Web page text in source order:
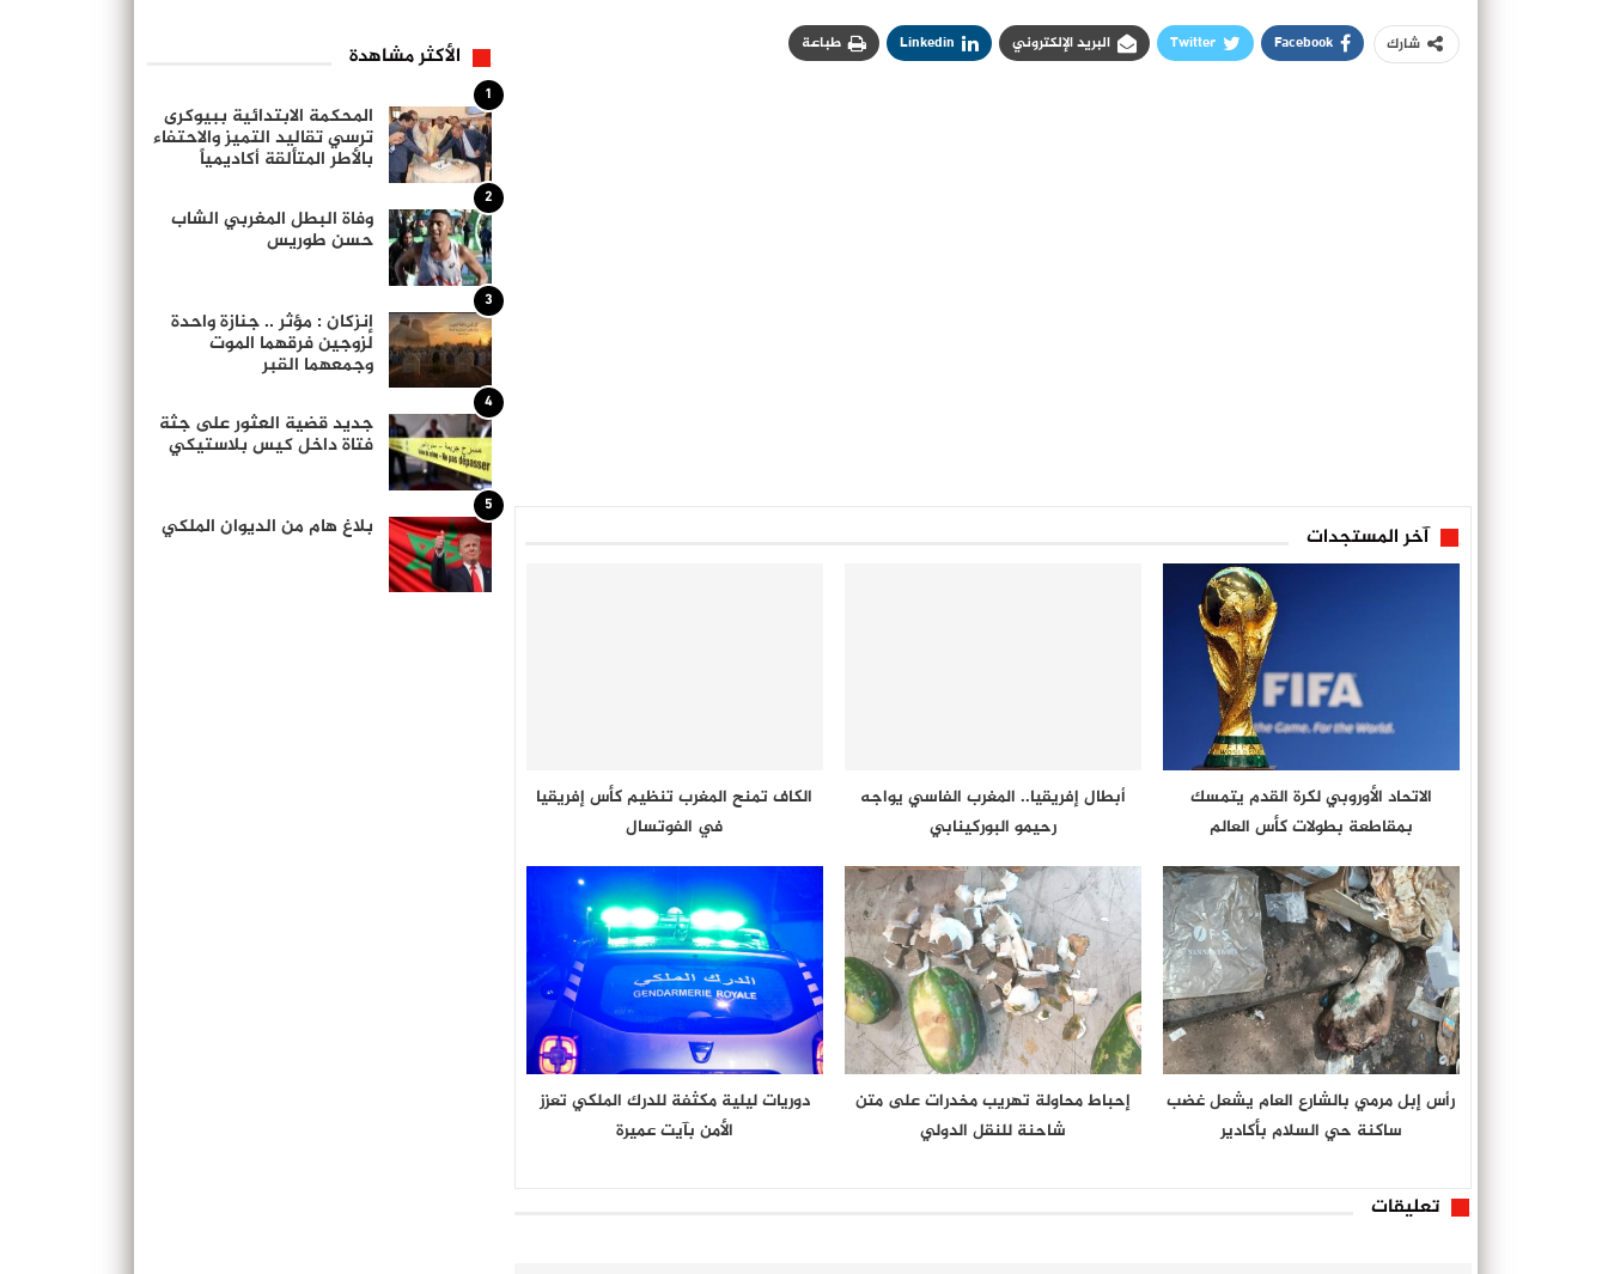
شارك Facebook
Twitter البريد الإلكتروني Linkedin طباعة
آخر المستجدات
الاتحاد الأوروبي لكرة القدم يتمسك
بمقاطعة بطولات كأس العالم
أبطال إفريقيا.. المغرب الفاسي يواجه
رحيمو البوركينابي
الكاف تمنح المغرب تنظيم كأس إفريقيا
في الفوتسال
رأس إبل مرمي بالشارع العام يشعل غضب
ساكنة حي السلام بأكادير
إحباط محاولة تهريب مخدرات على متن
شاحنة للنقل الدولي
دوريات ليلية مكثفة للدرك الملكي تعزز
الأمن بآيت عميرة
تعليقات
الأكثر مشاهدة
1
المحكمة الابتدائية ببيوكرى
ترسي تقاليد التميز والاحتفاء
بالأطر المتألقة أكاديمياً
2
وفاة البطل المغربي الشاب
حسن طوريس
3
إنزكان : مؤثر .. جنازة واحدة
لزوجين فرقهما الموت
وجمعهما القبر
4
جديد قضية العثور على جثة
فتاة داخل كيس بلاستيكي
5
بلاغ هام من الديوان الملكي